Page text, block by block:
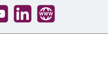
LinkedIn Website